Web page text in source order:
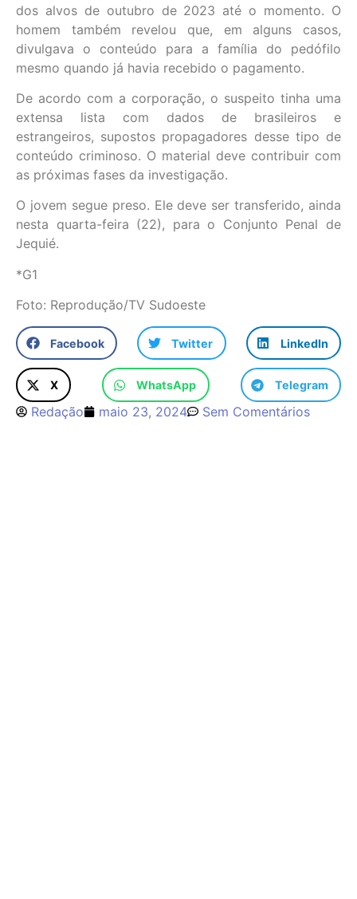
dos alvos de outubro de 2023 até o momento. O
homem também revelou que, em alguns casos,
divulgava o conteúdo para a família do pedófilo
mesmo quando já havia recebido o pagamento.
De acordo com a corporação, o suspeito tinha uma
extensa lista com dados de brasileiros e
estrangeiros, supostos propagadores desse tipo de
conteúdo criminoso. O material deve contribuir com
as próximas fases da investigação.
O jovem segue preso. Ele deve ser transferido, ainda
nesta quarta-feira (22), para o Conjunto Penal de
Jequié.
*G1
Foto: Reprodução/TV Sudoeste
Facebook Twitter LinkedIn
X WhatsApp Telegram
Redação maio 23, 2024 Sem Comentários